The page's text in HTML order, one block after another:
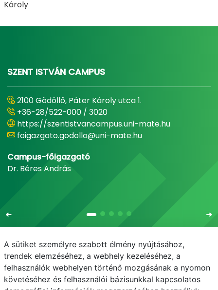
Károly
SZENT ISTVÁN CAMPUS
2100 Gödöllő, Páter Károly utca 1.
+36-28/522-000 / 3020
https://szentistvancampus.uni-mate.hu
foigazgato.godollo@uni-mate.hu
Campus-főigazgató
Dr. Béres András
E-mail Telefonkönyv NEPTUN
E-learning
A sütiket személyre szabott élmény nyújtásához,
trendek elemzéséhez, a webhely kezeléséhez, a
felhasználók webhelyen történő mozgásának a nyomon
követéséhez és felhasználói bázisunkkal kapcsolatos